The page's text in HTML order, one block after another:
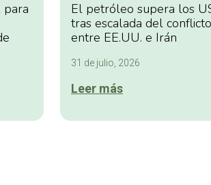
El petróleo supera los
tras escalada del conflicto
entre EE.UU. e Irán
31 de julio, 2026
Leer más